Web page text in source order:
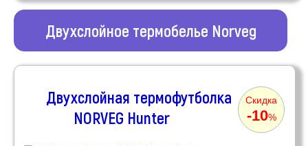
Двухслойное термобелье Norveg
Двухслойная термофутболка
NORVEG Hunter
Скидка
-10%